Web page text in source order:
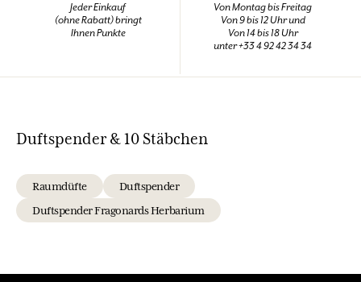
Jeder Einkauf
(ohne Rabatt) bringt
Ihnen Punkte
Von Montag bis Freitag
Von 9 bis 12 Uhr und
Von 14 bis 18 Uhr
unter +33 4 92 42 34 34
Duftspender & 10 Stäbchen
Raumdüfte
Duftspender
Duftspender Fragonards Herbarium